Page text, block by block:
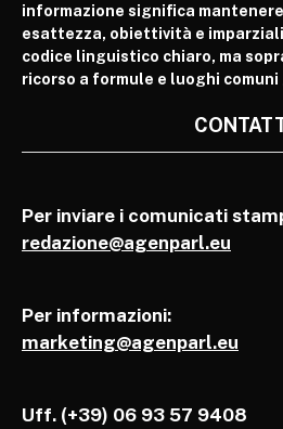
informazione significa
esattezza, obiettività e
codice linguistico chiaro, ma
ricorso a formule e luoghi
Per inviare i comunicati
redazione@agenparl.eu
Per informazioni:
marketing@agenparl.eu
Uff. (+39) 06 93 57 9408